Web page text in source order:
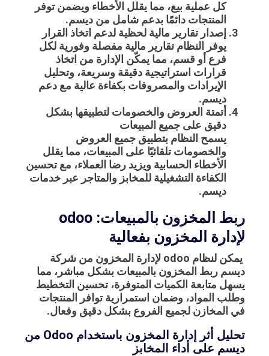
كل عملية بيع، مما يقلل الأخطاء ويضمن توفر
المنتجات دائمًا بدعم شامل من ديسم.
إصدار تقارير مالية لحظية لدعم اتخاذ القرار
يوفر النظام تقارير مالية مفصلة وفورية لكل
فرع أو قسم، مما يمكّن الإدارة من اتخاذ
قرارات استراتيجية دقيقة وسريعة، وتحليل
الإيرادات والمصروفات بكفاءة عالية مع دعم
ديسم.
أتمتة العروض والخصومات لتطبيقها بشكل
دقيق على جميع المبيعات
يسمح النظام بتطبيق جميع العروض
والخصومات تلقائيًا على المبيعات، مما يقلل
الأخطاء الحسابية ويزيد رضا العملاء، مع تحسين
الكفاءة التشغيلية للمخابز والمتاجر عبر خدمات
ديسم.
ربط المخزون بالمبيعات: odoo
لإدارة المخزون بفعالية
يمكن لنظام odoo لإدارة المخزون
من شركة
ديسم ربط المخزون بالمبيعات بشكل مباشر، مما
يسهل متابعة الكميات المتوفرة، تحسين التخطيط
وطلب المواد، وضمان استمرارية توافر المنتجات
في المخازن لجميع الفروع بشكل دقيق وفعال.
تحليل أثر إدارة المخزون باستخدام Odoo من
ديسم على أداء المخابز